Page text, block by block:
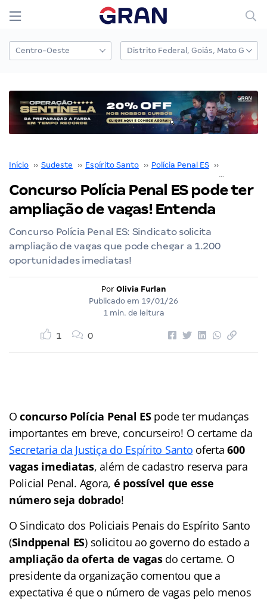
Início ›› Sudeste ›› Espírito Santo ›› Polícia Penal ES ››
Concurso Polícia Penal ES pode ter
ampliação de vagas! Entenda
Concurso Polícia Penal ES: Sindicato solicita
ampliação de vagas que pode chegar a 1.200
oportunidades imediatas!
Por Olivia Furlan
Publicado em 19/01/26
1 min. de leitura
1 0
Oconcurso Polícia Penal ESpode ter mudanças
importantes em breve, concurseiro! O certame da
Secretaria da Justiça do Espírito Santo oferta 600
vagas imediatas, além de cadastro reserva para
Policial Penal. Agora, é possível que esse
número seja dobrado!
O Sindicato dos Policiais Penais do Espírito Santo
(Sindppenal ES) solicitou ao governo do estado a
ampliação da oferta de vagasdo certame. O
presidente da organização comentou que a
expectativa é que o número de vagas pelo menos